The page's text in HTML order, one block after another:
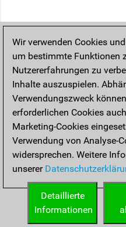
Wir verwenden Cookies
um bestimmte Funktionen
Nutzererfahrungen zu
Inhalte auszuspielen.
Verwendungszweck
erforderlichen Cookies
Marketing-Cookies
Verwendung von Analyse-
widersprechen. Weitere
unserer
Detaillierte
Informationen